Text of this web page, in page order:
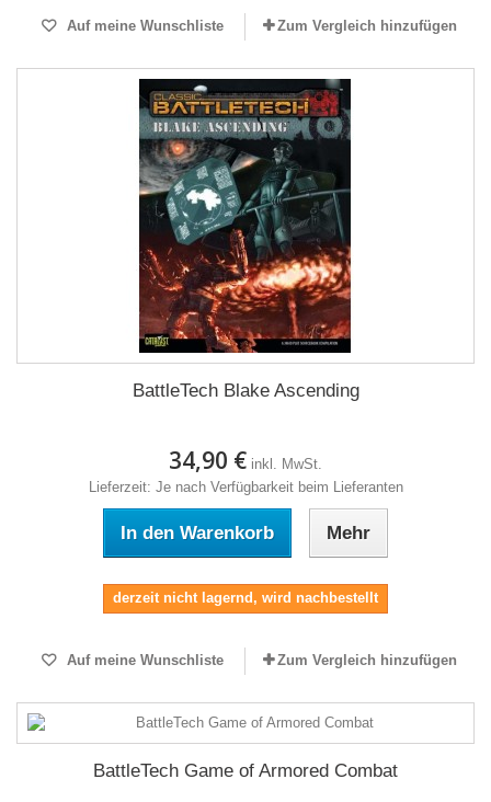
Auf meine Wunschliste Zum Vergleich hinzufügen
BattleTech Blake Ascending
34,90 € inkl. MwSt.
Lieferzeit: Je nach Verfügbarkeit beim Lieferanten
In den Warenkorb Mehr
derzeit nicht lagernd, wird nachbestellt
Auf meine Wunschliste Zum Vergleich hinzufügen
BattleTech Game of Armored Combat